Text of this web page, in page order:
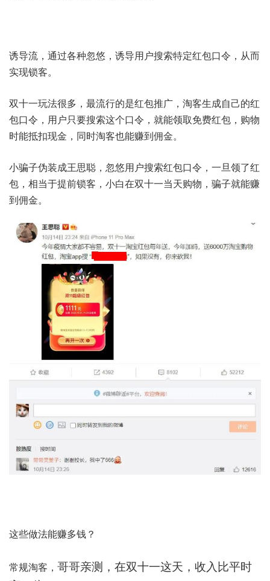
诱导流，通过各种忽悠，诱导用户搜索特定红包口令，从而
实现锁客。
双十一玩法很多，最流行的是红包推广，淘客生成自己的红
包口令，用户只要搜索这个口令，就能领取免费红包，购物
时能抵扣现金，同时淘客也能赚到佣金。
小骗子伪装成王思聪，忽悠用户搜索红包口令，一旦领了红
包，相当于提前锁客，小白在双十一当天购物，骗子就能赚
到佣金。
这些做法能赚多钱？
常规淘客， 哥哥亲测，在双十一这天，收入比平时